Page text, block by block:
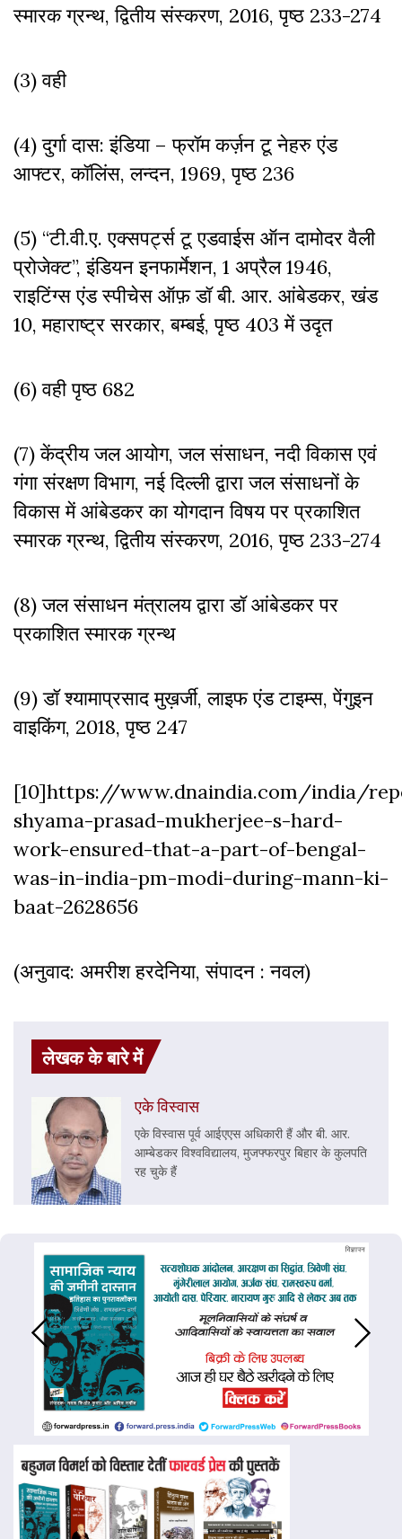
स्मारक ग्रन्थ, द्वितीय संस्करण, 2016, पृष्ठ 233-274
(3) वही
(4) दुर्गा दास: इंडिया – फ्रॉम कर्ज़न टू नेहरु एंड
आफ्टर, कॉलिंस, लन्दन, 1969, पृष्ठ 236
(5) “टी.वी.ए. एक्सपर्ट्स टू एडवाईस ऑन दामोदर वैली
प्रोजेक्ट”, इंडियन इनफार्मेशन, 1 अप्रैल 1946,
राइटिंग्स एंड स्पीचेस ऑफ़ डॉ बी. आर. आंबेडकर, खंड
10, महाराष्ट्र सरकार, बम्बई, पृष्ठ 403 में उदृत
(6) वही पृष्ठ 682
(7) केंद्रीय जल आयोग, जल संसाधन, नदी विकास एवं
गंगा संरक्षण विभाग, नई दिल्ली द्वारा जल संसाधनों के
विकास में आंबेडकर का योगदान विषय पर प्रकाशित
स्मारक ग्रन्थ, द्वितीय संस्करण, 2016, पृष्ठ 233-274
(8) जल संसाधन मंत्रालय द्वारा डॉ आंबेडकर पर
प्रकाशित स्मारक ग्रन्थ
(9) डॉ श्यामाप्रसाद मुख़र्जी, लाइफ एंड टाइम्स, पेंगुइन
वाइकिंग, 2018, पृष्ठ 247
[10]https://www.dnaindia.com/india/
shyama-prasad-mukherjee-s-hard-
work-ensured-that-a-part-of-bengal-
was-in-india-pm-modi-during-mann-ki-
baat-2628656
(अनुवाद: अमरीश हरदेनिया, संपादन : नवल)
लेखक के बारे में
एके विस्वास
एके विस्वास पूर्व आईएएस अधिकारी हैं और बी. आर.
आम्बेडकर विश्वविद्यालय, मुजफ्फरपुर बिहार के कुलपति
रह चुके हैं